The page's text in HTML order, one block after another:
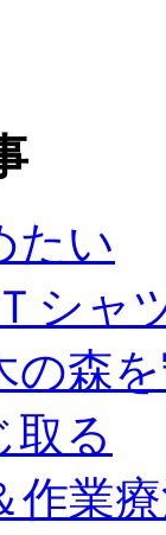
たい
シャ
の森
取る
作業